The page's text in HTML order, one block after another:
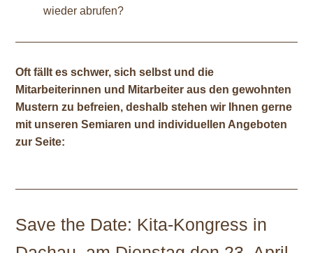
wieder abrufen?
Oft fällt es schwer, sich selbst und die
Mitarbeiterinnen und Mitarbeiter aus den gewohnten
Mustern zu befreien, deshalb stehen wir Ihnen gerne
mit unseren Semiaren und individuellen Angeboten
zur Seite:
Save the Date: Kita-Kongress in